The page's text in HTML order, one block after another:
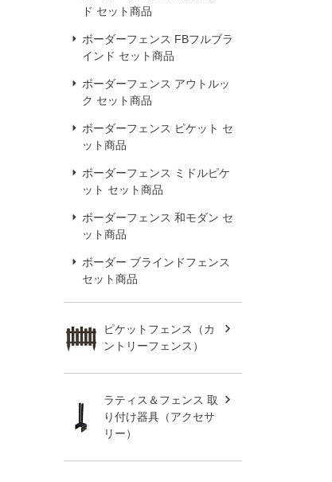
ド セット商品
ボーダーフェンス FBフルブラ
インド セット商品
ボーダーフェンス アウトルッ
ク セット商品
ボーダーフェンス ピケット セ
ット商品
ボーダーフェンス ミドルピケ
ット セット商品
ボーダーフェンス 和モダン セ
ット商品
ボーダー ブラインドフェンス
セット商品
ピケットフェンス（カ
ントリーフェンス）
ラティス＆フェンス 取
り付け器具（アクセサ
リー）